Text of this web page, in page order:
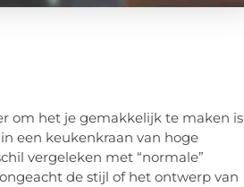
om het je gemakkelijk te maken is
een keukenkraan van hoge
vergeleken met “normale”
de stijl of het ontwerp van